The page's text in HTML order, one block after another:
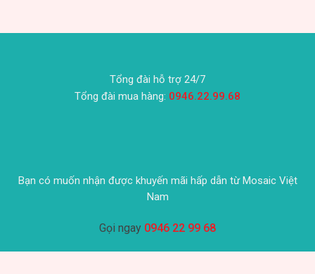
Tổng đài hỗ trợ 24/7
Tổng đài mua hàng: 0946.22.99.68
Bạn có muốn nhận được khuyến mãi hấp dẫn từ Mosaic Việt
Nam
Gọi ngay 0946 22 99 68